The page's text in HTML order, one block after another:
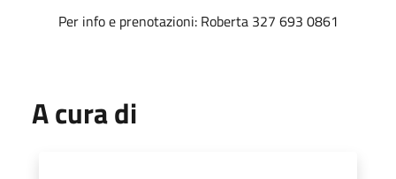
Per info e prenotazioni: Roberta 327 693 0861
A cura di